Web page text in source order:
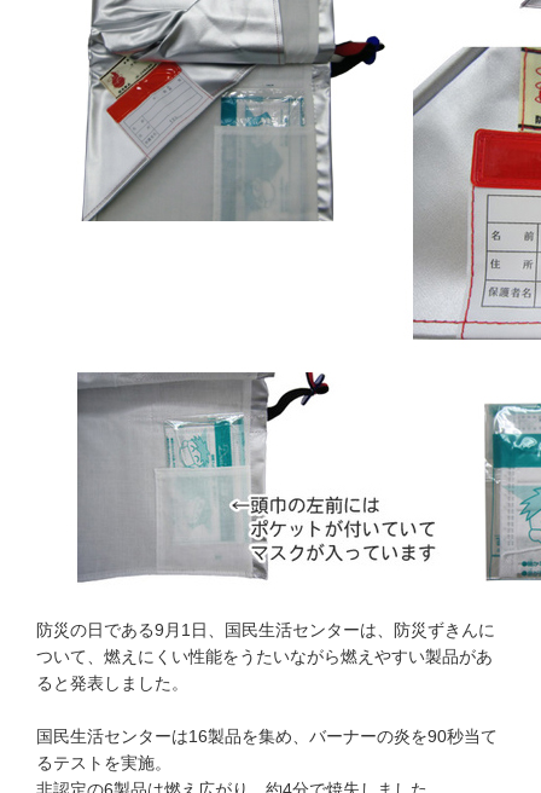
防災の日である9月1日、国民生活センターは、防災ずきんに
ついて、燃えにくい性能をうたいながら燃えやすい製品があ
ると発表しました。
国民生活センターは16製品を集め、バーナーの炎を90秒当て
るテストを実施。
非認定の6製品は燃え広がり、約4分で焼失しました。